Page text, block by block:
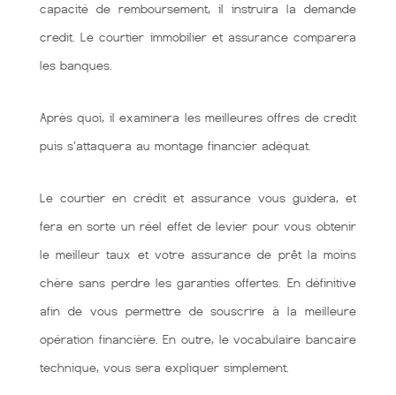
capacité de remboursement, il instruira la demande
credit. Le courtier immobilier et assurance comparera
les banques.
Après quoi, il examinera les meilleures offres de credit
puis s'attaquera au montage financier adéquat.
Le courtier en crédit et assurance vous guidera, et
fera en sorte un réel effet de levier pour vous obtenir
le meilleur taux et votre assurance de prêt la moins
chère sans perdre les garanties offertes. En définitive
afin de vous permettre de souscrire à la meilleure
opération financière. En outre, le vocabulaire bancaire
technique, vous sera expliquer simplement.